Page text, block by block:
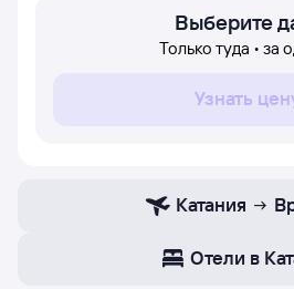
Выберите
Только туда • за
Узнать
Катания
Отели в